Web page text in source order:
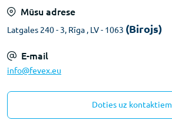
Mūsu adrese
Latgales 240 - 3, Rīga , LV - 1063 (Birojs)
E-mail
info@fevex.eu
Doties uz kontaktiem